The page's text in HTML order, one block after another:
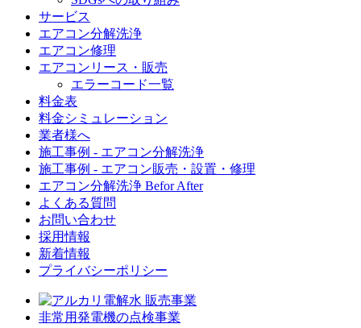
サービス
エアコン分解洗浄
エアコン修理
エアコンリース・販売
エラーコード一覧
料金表
料金シミュレーション
業者様へ
施工事例 - エアコン分解洗浄
施工事例 - エアコン販売・設置・修理
エアコン分解洗浄 Befor After
よくある質問
お問い合わせ
採用情報
新着情報
プライバシーポリシー
非常用発電機の点検事業